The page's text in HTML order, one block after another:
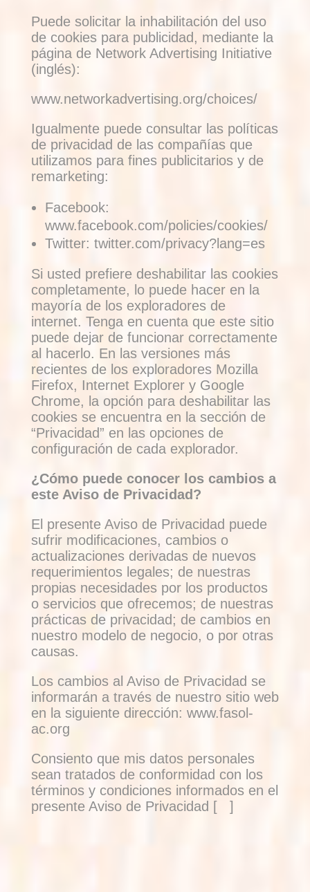
Puede solicitar la inhabilitación del uso
de cookies para publicidad, mediante la
página de Network Advertising Initiative
(inglés):
www.networkadvertising.org/choices/
Igualmente puede consultar las políticas
de privacidad de las compañías que
utilizamos para fines publicitarios y de
remarketing:
Facebook:
www.facebook.com/policies/cookies/
Twitter: twitter.com/privacy?lang=es
Si usted prefiere deshabilitar las cookies
completamente, lo puede hacer en la
mayoría de los exploradores de
internet. Tenga en cuenta que este sitio
puede dejar de funcionar correctamente
al hacerlo. En las versiones más
recientes de los exploradores Mozilla
Firefox, Internet Explorer y Google
Chrome, la opción para deshabilitar las
cookies se encuentra en la sección de
“Privacidad” en las opciones de
configuración de cada explorador.
¿Cómo puede conocer los cambios a
este Aviso de Privacidad?
El presente Aviso de Privacidad puede
sufrir modificaciones, cambios o
actualizaciones derivadas de nuevos
requerimientos legales; de nuestras
propias necesidades por los productos
o servicios que ofrecemos; de nuestras
prácticas de privacidad; de cambios en
nuestro modelo de negocio, o por otras
causas.
Los cambios al Aviso de Privacidad se
informarán a través de nuestro sitio web
en la siguiente dirección: www.fasol-
ac.org
Consiento que mis datos personales
sean tratados de conformidad con los
términos y condiciones informados en el
presente Aviso de Privacidad [ ]